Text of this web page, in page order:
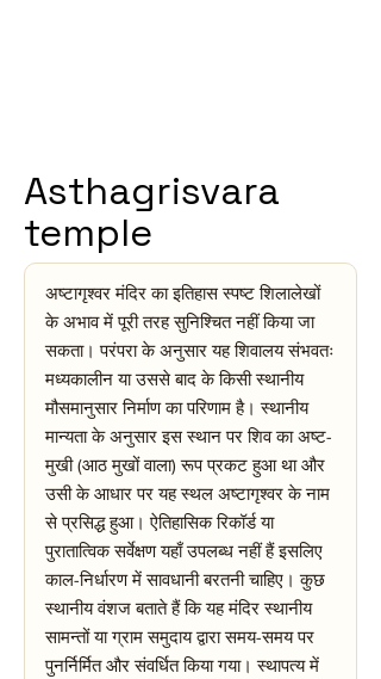
Asthagrisvara
temple
अष्टागृश्वर मंदिर का इतिहास स्पष्ट शिलालेखों
के अभाव में पूरी तरह सुनिश्चित नहीं किया जा
सकता। परंपरा के अनुसार यह शिवालय संभवतः
मध्यकालीन या उससे बाद के किसी स्थानीय
मौसमानुसार निर्माण का परिणाम है। स्थानीय
मान्यता के अनुसार इस स्थान पर शिव का अष्ट-
मुखी (आठ मुखों वाला) रूप प्रकट हुआ था और
उसी के आधार पर यह स्थल अष्टागृश्वर के नाम
से प्रसिद्ध हुआ। ऐतिहासिक रिकॉर्ड या
पुरातात्विक सर्वेक्षण यहाँ उपलब्ध नहीं हैं इसलिए
काल-निर्धारण में सावधानी बरतनी चाहिए। कुछ
स्थानीय वंशज बताते हैं कि यह मंदिर स्थानीय
सामन्तों या ग्राम समुदाय द्वारा समय-समय पर
पुनर्निर्मित और संवर्धित किया गया। स्थापत्य में